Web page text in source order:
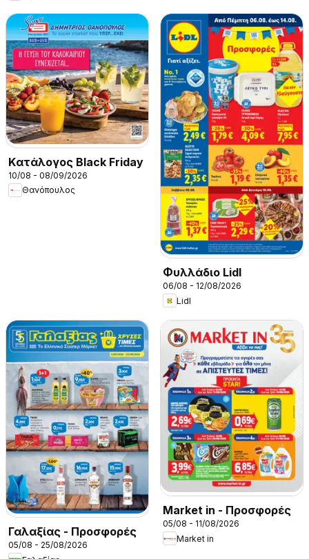
Kατάλογος Black Friday
10/08 - 08/09/2026
Θανόπουλος
Φυλλάδιο Lidl
06/08 - 12/08/2026
Lidl
Γαλαξίας - Προσφορές
05/08 - 25/08/2026
Market in - Προσφορές
05/08 - 11/08/2026
Market in